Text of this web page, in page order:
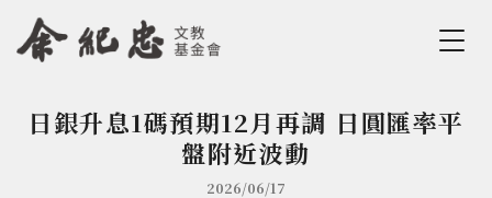
Jump to Navigation
Jump to Main content
您在這裡
日銀升息1碼預期12月再調 日圓匯率平
盤附近波動
2026/06/17